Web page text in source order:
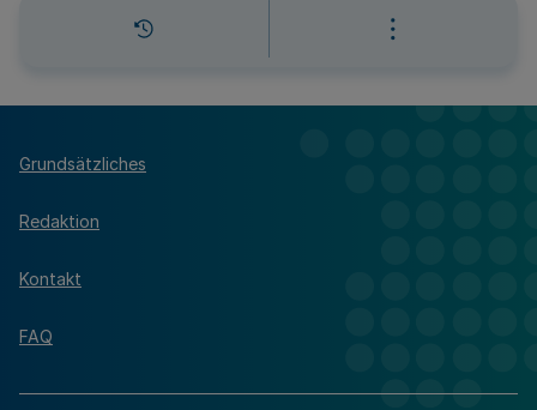
Grundsätzliches
Redaktion
Kontakt
FAQ